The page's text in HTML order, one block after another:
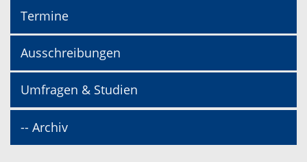
Termine
Ausschreibungen
Umfragen & Studien
-- Archiv